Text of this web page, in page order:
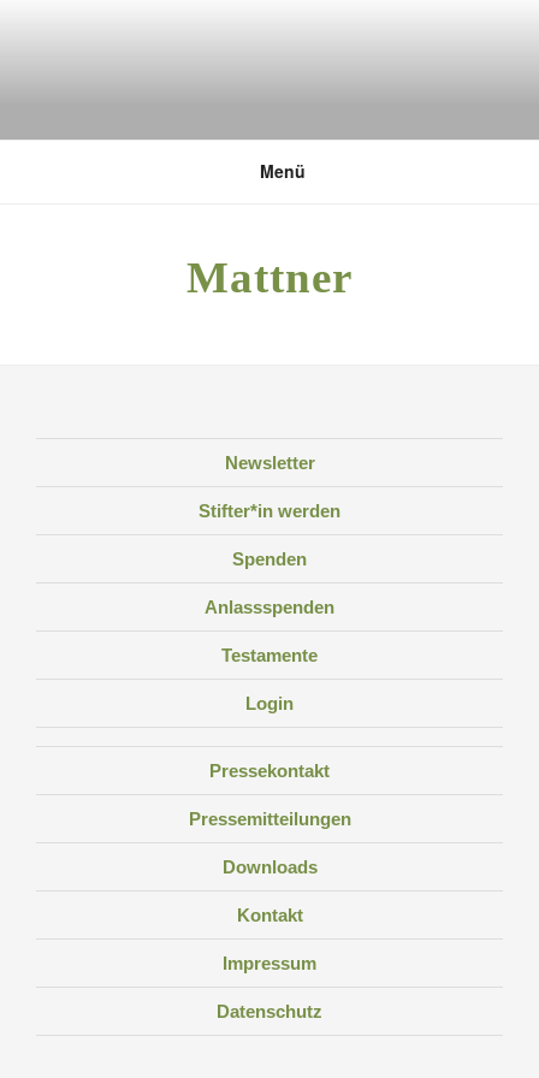
DEUTSCHE UMWELTSTIFTUNG
Menü
Mattner
Newsletter
Stifter*in werden
Spenden
Anlassspenden
Testamente
Login
Pressekontakt
Pressemitteilungen
Downloads
Kontakt
Impressum
Datenschutz